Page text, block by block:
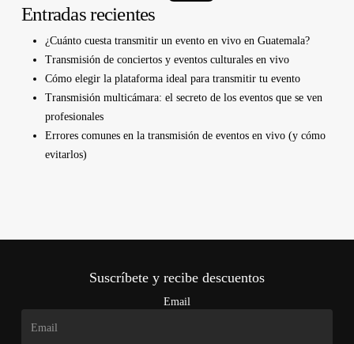
Entradas recientes
¿Cuánto cuesta transmitir un evento en vivo en Guatemala?
Transmisión de conciertos y eventos culturales en vivo
Cómo elegir la plataforma ideal para transmitir tu evento
Transmisión multicámara: el secreto de los eventos que se ven
profesionales
Errores comunes en la transmisión de eventos en vivo (y cómo
evitarlos)
Suscríbete y recibe descuentos
Email